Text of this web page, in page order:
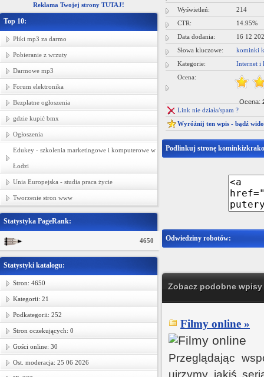
Reklama Twojej strony TUTAJ!
Top 10:
Pliki mp3 za darmo
Pobieranie z wrzuty
Darmowe mp3
Forum elektronika
Bezpłatne ogłoszenia
gdzie kupić bmx
Ogłoszenia
Edukey - szkolenia marketingowe i komputerowe w
Łodzi
Unia Europejska - studia praca życie
Tworzenie stron www
Statystyka PageRank:
4650
Statystyki katalogu:
Stron: 4650
Kategorii: 21
Podkategorii: 252
Stron oczekujących: 0
Gości online: 30
Ost. moderacja: 25 06 2026
Wyświetleń:
214
CTR:
14.95%
Data dodania:
16 12
Słowa kluczowe:
kominki
Kategorie:
Internet i
Ocena:
Ocena:
Link nie działa/spam ?
Wyróżnij ten wpis - bądź
Podlinkuj stronę
Odwiedziny robotów:
Zobacz podobne
Filmy online »
Przeglądając
ujrzymy jakiś